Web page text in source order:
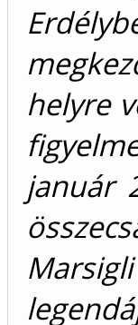
helyre
január